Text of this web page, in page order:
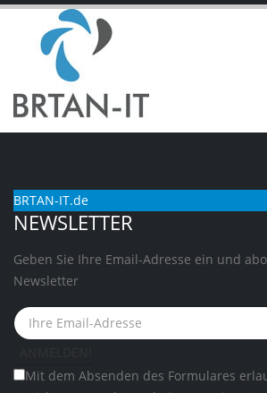
BRTAN-IT.de
NEWSLETTER
Geben Sie Ihre Email-Adresse ein und
Newsletter
Mit dem Absenden des Formulares